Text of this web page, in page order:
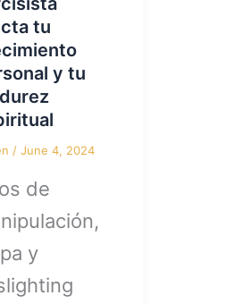
tu
y tu
/ June 4, 2024
de
y